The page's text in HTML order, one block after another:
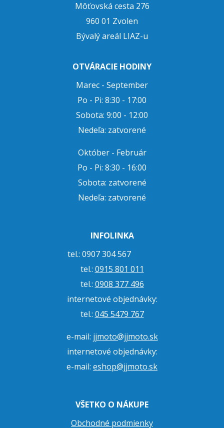
Môťovská cesta 276
960 01 Zvolen
Bývalý areál LIAZ-u
OTVÁRACIE HODINY
Marec - September
Po - Pi: 8:30 - 17:00
Sobota: 9:00 - 12:00
Nedeľa: zatvorené
Október - Február
Po - Pi: 8:30 - 16:00
Sobota: zatvorené
Nedeľa: zatvorené
INFOLINKA
tel.: 0907 304 567
tel.: 0915 801 011
tel.: 0908 377 496
internetové objednávky:
tel.: 045 5479 767
e-mail: jjmoto@jjmoto.sk
internetové objednávky:
e-mail: eshop@jjmoto.sk
VŠETKO O NÁKUPE
Obchodné podmienky